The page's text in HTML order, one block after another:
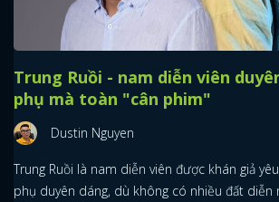
Trung Ruồi - nam diễn viên
phụ mà toàn "cân phim"
Dustin Nguyen
Trung Ruồi là nam diễn viên được khán giả
phụ duyên dáng, dù không có nhiều đất diễn